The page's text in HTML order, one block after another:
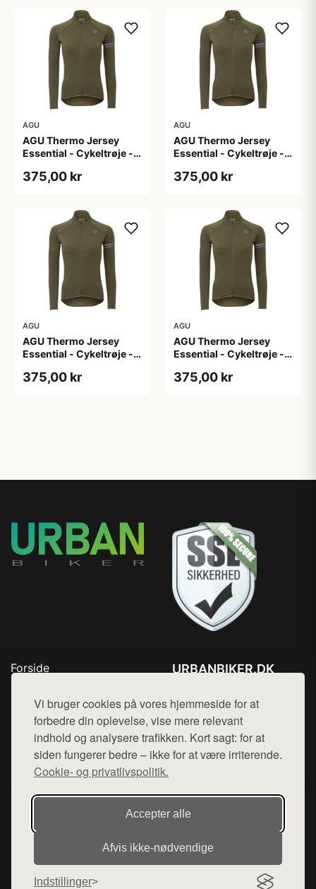
Vi bruger cookies på vores hjemmeside for at
forbedre din oplevelse, vise mere relevant
indhold og analysere trafikken. Kort sagt: for at
siden fungerer bedre – ikke for at være irriterende.
Cookie- og privatlivspolitik.
Accepter alle
Afvis ikke‑nødvendige
Indstillinger
AGU
AGU Thermo Jersey
Essential - Cykeltrøje -
M
375,00 kr
AGU
AGU Thermo Jersey
Essential - Cykeltrøje -
S
375,00 kr
AGU
AGU Thermo Jersey
Essential - Cykeltrøje -
XL
375,00 kr
AGU
AGU Thermo Jersey
Essential - Cykeltrøje -
XXL
375,00 kr
Forside
Top Rabatter
Blog
Kontakt
URBANBIKER.DK
Mail: hej@want.dk
Cookie- og privatlivspolitik
Denne side er en del af want.dk, der udgiver en række
hjemmesider med præsentation af forskellige produkter fra
diverse webshops. Der sælges ikke varer fra denne side - vi
varerne på lager.